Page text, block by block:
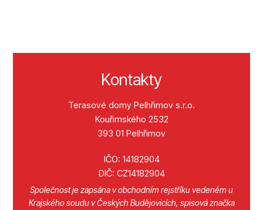
Kontakty
Terasové domy Pelhřimov s.r.o.
Kouřimského 2532
393 01 Pelhřimov
IČO: 14182904
DIČ: CZ14182904
Společnost je zapsána v obchodním rejstříku vedeném u
Krajského soudu v Českých Budějovicích, spisová značka